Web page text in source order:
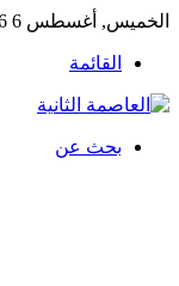
الخميس, أغسطس 6 2026
القائمة
بحث عن